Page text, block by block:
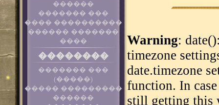
Warning:
timezone
date.timezone
function. In
still getting this
������
������� ���
���� ����������
������ �������
����
��������
������� ���
(�����)
����� ���������
������